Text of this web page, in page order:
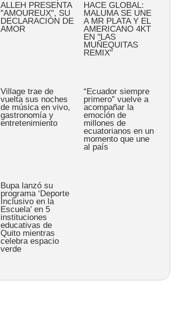
ALLEH PRESENTA
"AMOUREUX", SU
DECLARACIÓN DE
AMOR
HACE GLOBAL:
MALUMA SE UNE
A MR PLATA Y EL
AMERICANO 4KT
EN "LAS
MUÑEQUITAS
REMIX"
Village trae de
vuelta sus noches
de música en vivo,
gastronomía y
entretenimiento
“Ecuador siempre
primero” vuelve a
acompañar la
emoción de
millones de
ecuatorianos en un
momento que une
al país
Bupa lanzó su
programa ‘Deporte
Inclusivo en la
Escuela’ en 5
instituciones
educativas de
Quito mientras
celebra espacio
verde